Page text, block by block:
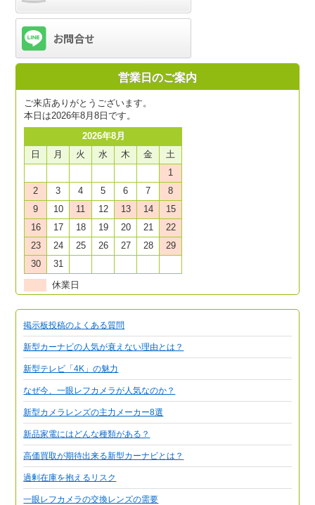
営業日のご案内
ご来店ありがとうございます。
本日は2026年8月8日です。
2026年8月
日
月 火 水 木 金
土
1
2
3 4 5 6 7
8
9
10 11 12 13 14
15
16
17 18 19 20 21
22
23
24 25 26 27 28
29
30
31
休業日
掲示板投稿のよくある質問
新型カーナビの人気が衰えない理由とは？
新型テレビ「4K」の魅力
なぜ今、一眼レフカメラが人気なのか？
新型カメラレンズの主力メーカー8選
新品家電にはどんな種類がある？
高価買取が期待出来る新型カーナビとは？
過剰在庫を抱えるリスク
一眼レフカメラの交換レンズの需要